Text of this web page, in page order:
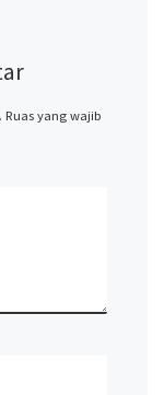
Ruas yang wajib